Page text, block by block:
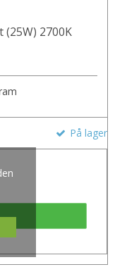
(25W) 2700K
På lager